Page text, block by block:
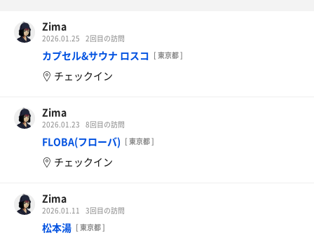
Zima
2026.01.25 2回目の訪問
カプセル&サウナ ロスコ [ 東京都 ]
チェックイン
Zima
2026.01.23 8回目の訪問
FLOBA(フローバ) [ 東京都 ]
チェックイン
Zima
2026.01.11 3回目の訪問
松本湯 [ 東京都 ]